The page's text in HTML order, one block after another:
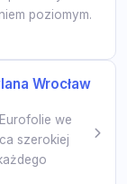
poziomym.
Wrocław
we
szerokiej